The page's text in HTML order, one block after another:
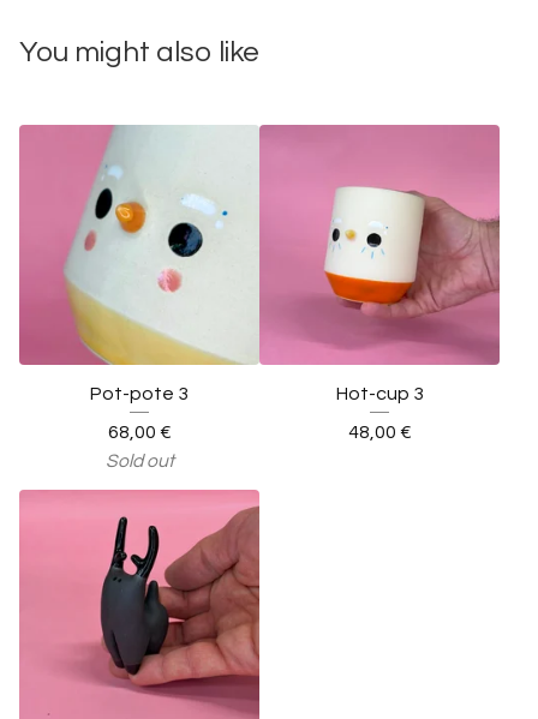
You might also like
Pot-pote 3
68,00 €
Sold out
Hot-cup 3
48,00 €